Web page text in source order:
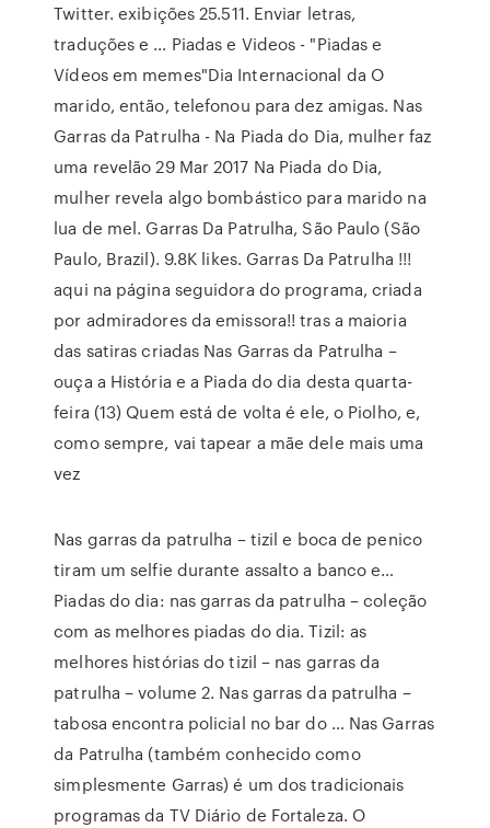
Twitter. exibições 25.511. Enviar letras,
traduções e … Piadas e Videos - "Piadas e
Vídeos em memes"Dia Internacional da O
marido, então, telefonou para dez amigas. Nas
Garras da Patrulha - Na Piada do Dia, mulher faz
uma revelão 29 Mar 2017 Na Piada do Dia,
mulher revela algo bombástico para marido na
lua de mel. Garras Da Patrulha, São Paulo (São
Paulo, Brazil). 9.8K likes. Garras Da Patrulha !!!
aqui na página seguidora do programa, criada
por admiradores da emissora!! tras a maioria
das satiras criadas Nas Garras da Patrulha –
ouça a História e a Piada do dia desta quarta-
feira (13) Quem está de volta é ele, o Piolho, e,
como sempre, vai tapear a mãe dele mais uma
vez
Nas garras da patrulha – tizil e boca de penico
tiram um selfie durante assalto a banco e…
Piadas do dia: nas garras da patrulha – coleção
com as melhores piadas do dia. Tizil: as
melhores histórias do tizil – nas garras da
patrulha – volume 2. Nas garras da patrulha –
tabosa encontra policial no bar do … Nas Garras
da Patrulha (também conhecido como
simplesmente Garras) é um dos tradicionais
programas da TV Diário de Fortaleza. O